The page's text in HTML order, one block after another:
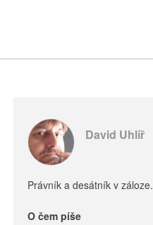
David Uhlíř
Právník a desátník v záloze.
O čem píše